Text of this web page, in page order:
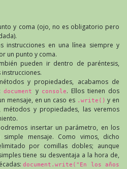
y coma (ojo, no es obligatorio pero
instrucciones en una línea siempre y
un punto y coma.
pueden ir dentro de paréntesis,
y propiedades, acabamos de
document y console. Ellos tienen dos
mensaje, en un caso es .write() y en
métodos y propiedades, las veremos
insertar un parámetro, en los
mensaje. Como vimos, dicho
por comillas dobles; aunque
tiene su desventaja a la hora de,
document.write("En los años